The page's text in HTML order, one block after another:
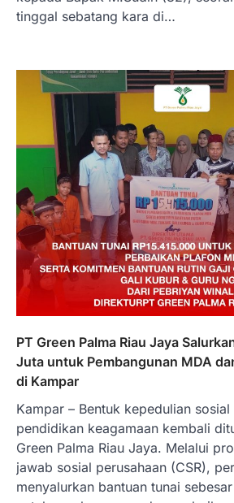
tinggal sebatang kara di…
PT Green Palma Riau Jaya
Juta untuk Pembangunan MDA
di Kampar
Kampar – Bentuk kepedulian
pendidikan keagamaan kembali
Green Palma Riau Jaya. Melalui
jawab sosial perusahaan (CSR),
menyalurkan bantuan tunai